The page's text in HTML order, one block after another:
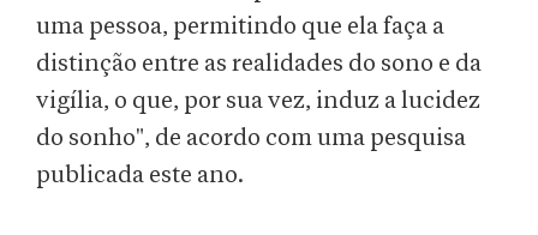
uma pessoa, permitindo que ela faça a
distinção entre as realidades do sono e da
vigília, o que, por sua vez, induz a lucidez
do sonho", de acordo com uma pesquisa
publicada este ano.